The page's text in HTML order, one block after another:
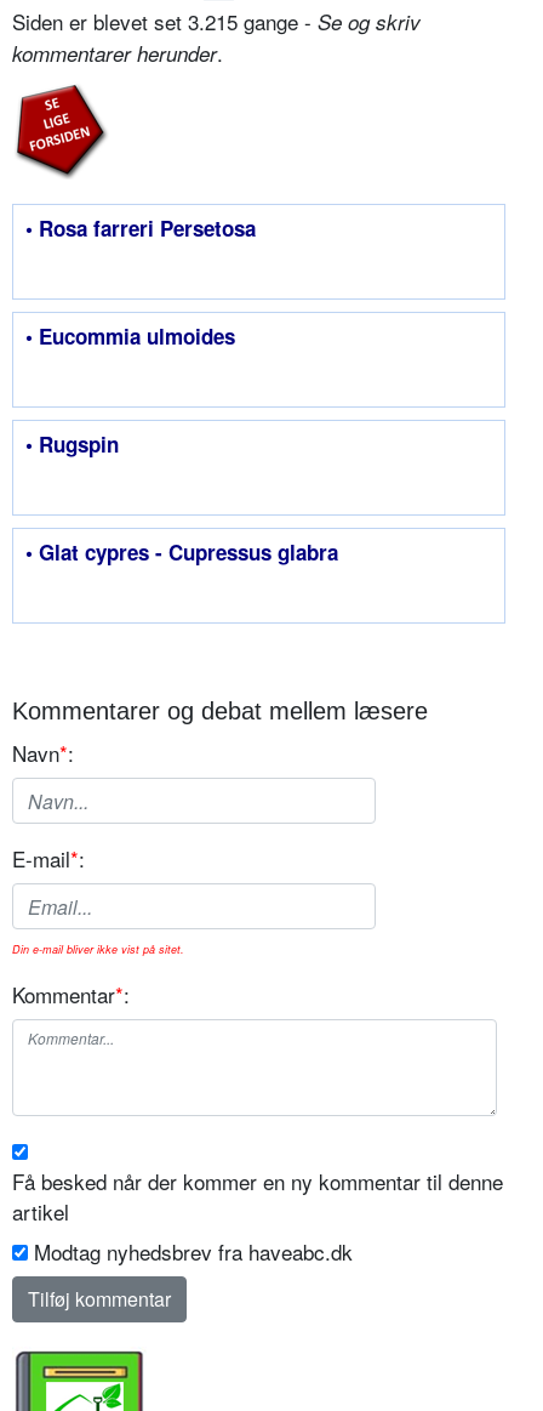
Siden er blevet set 3.215 gange - Se og skriv
kommentarer herunder.
• Rosa farreri Persetosa
• Eucommia ulmoides
• Rugspin
• Glat cypres - Cupressus glabra
Kommentarer og debat mellem læsere
Navn*:
E-mail*:
Din e-mail bliver ikke vist på sitet.
Kommentar*:
Få besked når der kommer en ny kommentar til denne
artikel
Modtag nyhedsbrev fra haveabc.dk